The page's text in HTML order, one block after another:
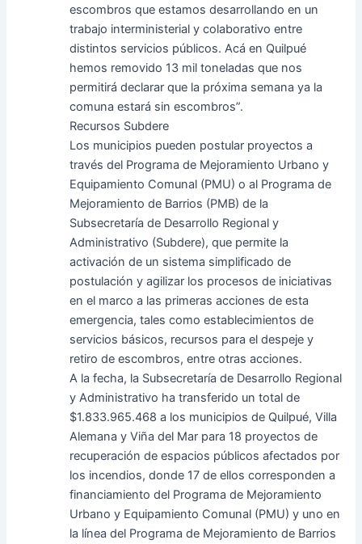
escombros que estamos desarrollando en un
trabajo interministerial y colaborativo entre
distintos servicios públicos. Acá en Quilpué
hemos removido 13 mil toneladas que nos
permitirá declarar que la próxima semana ya la
comuna estará sin escombros”.
Recursos Subdere
Los municipios pueden postular proyectos a
través del Programa de Mejoramiento Urbano y
Equipamiento Comunal (PMU) o al Programa de
Mejoramiento de Barrios (PMB) de la
Subsecretaría de Desarrollo Regional y
Administrativo (Subdere), que permite la
activación de un sistema simplificado de
postulación y agilizar los procesos de iniciativas
en el marco a las primeras acciones de esta
emergencia, tales como establecimientos de
servicios básicos, recursos para el despeje y
retiro de escombros, entre otras acciones.
A la fecha, la Subsecretaría de Desarrollo Regional
y Administrativo ha transferido un total de
$1.833.965.468 a los municipios de Quilpué, Villa
Alemana y Viña del Mar para 18 proyectos de
recuperación de espacios públicos afectados por
los incendios, donde 17 de ellos corresponden a
financiamiento del Programa de Mejoramiento
Urbano y Equipamiento Comunal (PMU) y uno en
la línea del Programa de Mejoramiento de Barrios